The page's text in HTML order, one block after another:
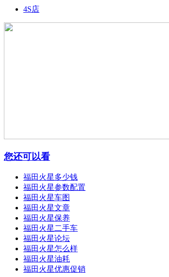
4S店
您还可以看
福田火星多少钱
福田火星参数配置
福田火星车图
福田火星文章
福田火星保养
福田火星二手车
福田火星论坛
福田火星怎么样
福田火星油耗
福田火星优惠促销